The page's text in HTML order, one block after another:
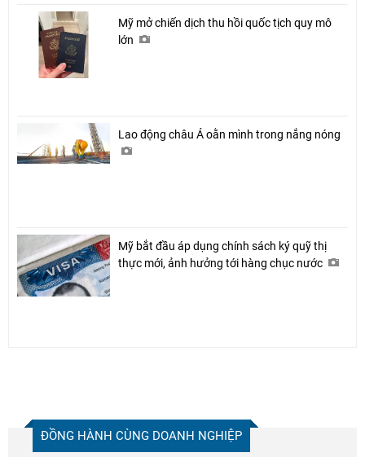
Mỹ mở chiến dịch thu hồi quốc tịch quy mô
lớn
Lao động châu Á oằn mình trong nắng nóng
Mỹ bắt đầu áp dụng chính sách ký quỹ thị
thực mới, ảnh hưởng tới hàng chục nước
ĐỒNG HÀNH CÙNG DOANH NGHIỆP